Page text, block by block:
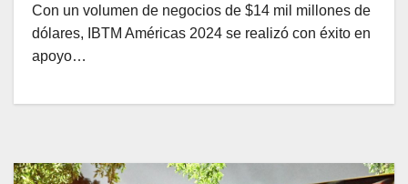
Con un volumen de negocios de $14 mil millones de
dólares, IBTM Américas 2024 se realizó con éxito en
apoyo…